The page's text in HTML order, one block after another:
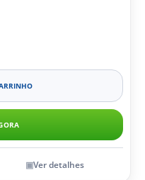
Ver detalhes